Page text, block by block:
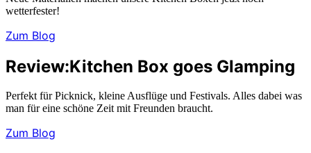
wetterfester!
Zum Blog
Review:Kitchen Box goes Glamping
Perfekt für Picknick, kleine Ausflüge und Festivals. Alles dabei was
man für eine schöne Zeit mit Freunden braucht.
Zum Blog